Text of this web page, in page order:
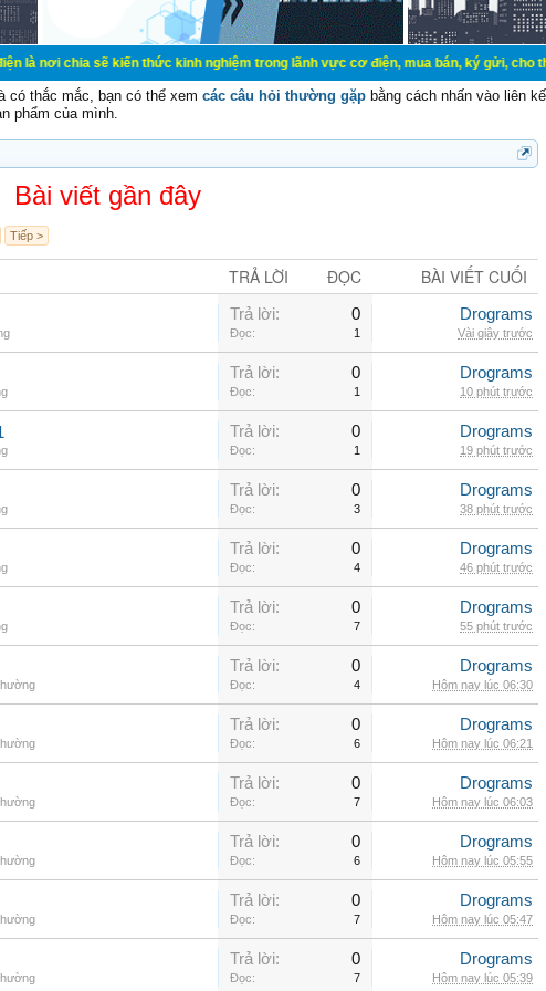
sẽ kiến thức kinh nghiệm trong lãnh vực cơ điện, mua bán, ký gửi, cho thuê
có thắc mắc, bạn có thể xem các câu hỏi thường gặp bằng cách nhấn vào liên
phẩm của mình.
Bài viết gần đây
Tiếp >
TRẢ LỜI ĐỌC BÀI VIẾT CUỐI
Trả lời: 0
Đọc: 1
Drograms
Vài giây trước
Trả lời: 0
Đọc: 1
Drograms
10 phút trước
Trả lời: 0
Đọc: 1
Drograms
19 phút trước
Trả lời: 0
Đọc: 3
Drograms
38 phút trước
Trả lời: 0
Đọc: 4
Drograms
46 phút trước
Trả lời: 0
Đọc: 7
Drograms
55 phút trước
Trả lời: 0
Đọc: 4
Drograms
Hôm nay lúc 06:30
Trả lời: 0
Đọc: 6
Drograms
Hôm nay lúc 06:21
Trả lời: 0
Đọc: 7
Drograms
Hôm nay lúc 06:03
Trả lời: 0
Đọc: 6
Drograms
Hôm nay lúc 05:55
Trả lời: 0
Đọc: 7
Drograms
Hôm nay lúc 05:47
Trả lời: 0
Đọc: 7
Drograms
Hôm nay lúc 05:39